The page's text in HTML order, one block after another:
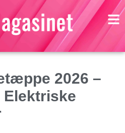
2026 –
Elektriske